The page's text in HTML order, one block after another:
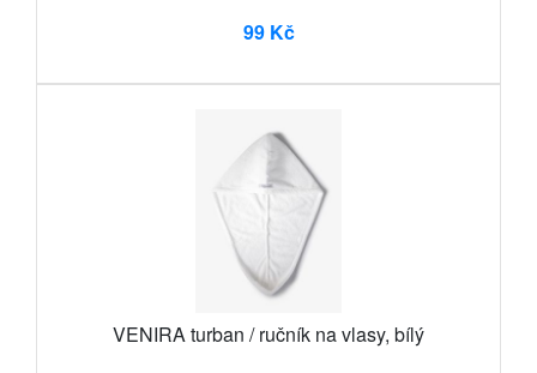
99 Kč
VENIRA turban / ručník na vlasy, bílý